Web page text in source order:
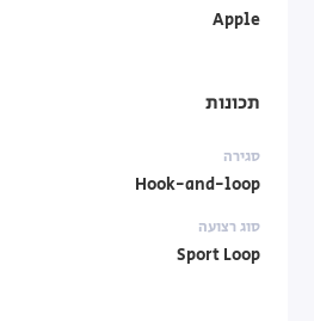
Apple
תכונות
סגירה
Hook-and-loop
סוג רצועה
Sport Loop